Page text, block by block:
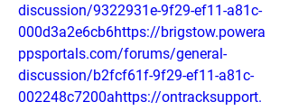
discussion/9322931e-9f29-ef11-a81c-
000d3a2e6cb6https://brigstow.powera
ppsportals.com/forums/general-
discussion/b2fcf61f-9f29-ef11-a81c-
002248c7200ahttps://ontracksupport.